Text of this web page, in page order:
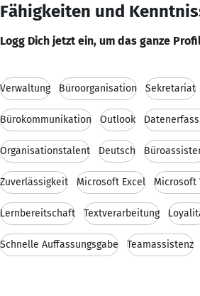
Fähigkeiten und
Logg Dich jetzt ein, um das ganze
Verwaltung Büroorganisation Sekretariat
Bürokommunikation Outlook
Organisationstalent Deutsch
Zuverlässigkeit Microsoft Excel Microsoft
Lernbereitschaft Textverarbeitung
Schnelle Auffassungsgabe Teamassistenz